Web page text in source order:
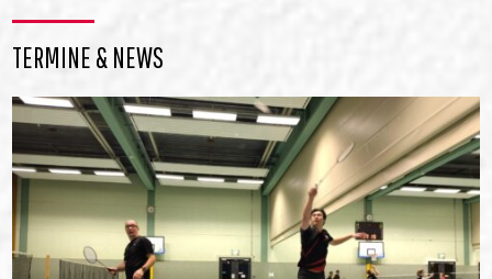
TERMINE & NEWS